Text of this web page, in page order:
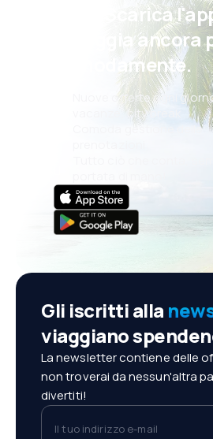
Psst! Scarica
e viaggia ancora
comodamente.
Nuove offerte ogni
vacanze, city break
Comoda gestione delle
Tutto ciò che conta,
Gli iscritti alla
viaggiano
La newsletter contiene delle
non troverai da nessun'altra
divertiti!
Il tuo indirizzo e-mail